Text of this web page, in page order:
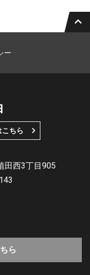
ー
こちら
田西3丁目905
ら